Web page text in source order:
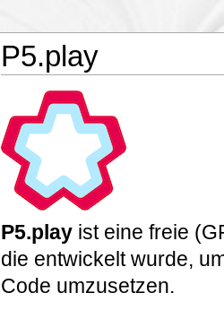
P5.play
P5.playist eine freie
die entwickelt wurde,
Code umzusetzen.